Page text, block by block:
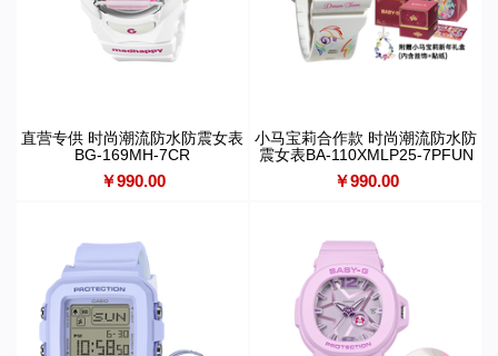
直营专供 时尚潮流防水防震女表
BG-169MH-7CR
￥990.00
小马宝莉合作款 时尚潮流防水防
震女表BA-110XMLP25-7PFUN
￥990.00